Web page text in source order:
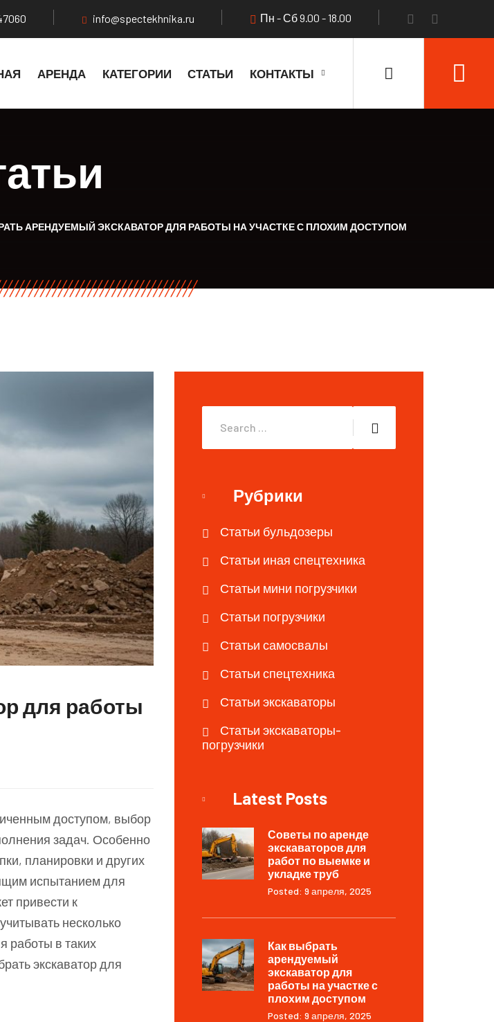
info@spectekhnika.ru Пн - Сб 9.00 - 18.00
АРЕНДА КАТЕГОРИИ СТАТЬИ КОНТАКТЫ
АРЕНДУЕМЫЙ ЭКСКАВАТОР ДЛЯ РАБОТЫ НА УЧАСТКЕ С ПЛОХИМ ДОСТУПОМ
для работы
доступом, выбор
задач. Особенно
планировки и других
испытанием для
привести к
несколько
работы в таких
экскаватор для
Рубрики
Статьи бульдозеры
Статьи иная спецтехника
Статьи мини погрузчики
Статьи погрузчики
Статьи самосвалы
Статьи спецтехника
Статьи экскаваторы
Статьи экскаваторы-
погрузчики
Latest Posts
Советы по аренде
экскаваторов для
работ по выемке и
укладке труб
Posted: 9 апреля, 2025
Как выбрать
арендуемый
экскаватор для
работы на участке с
плохим доступом
Posted: 9 апреля, 2025